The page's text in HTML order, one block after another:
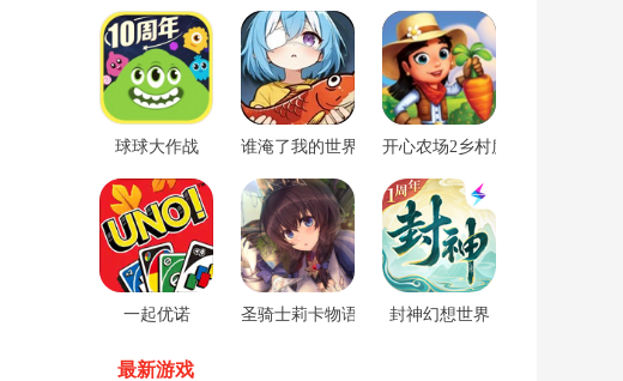
球球大作战 谁淹了我的世界游戏开心农场2乡村度假中文版
一起优诺 圣骑士莉卡物语安卓手游封神幻想世界
最新游戏